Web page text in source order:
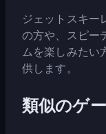
ジェットスキー
の方や、スピー
ムを楽しみたい
供します。
類似のゲ